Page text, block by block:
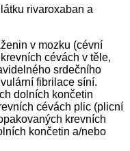
rivaroxaban a
v mozku (cévní
cévách v těle,
srdečního
fibrilace síní.
dolních končetin
cévách plic (plicní
krevních
končetin a/nebo